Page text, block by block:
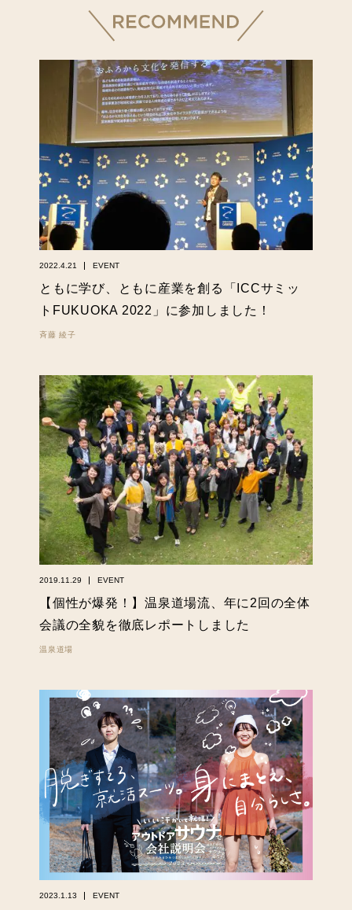
2022.4.21 EVENT
ともに学び、ともに産業を創る「ICCサミッ
トFUKUOKA 2022」に参加しました！
斉藤 綾子
2019.11.29 EVENT
【個性が爆発！】温泉道場流、年に2回の全体
会議の全貌を徹底レポートしました
温泉道場
2023.1.13 EVENT